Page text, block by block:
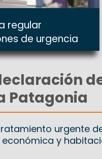
regular
de urgencia
Patagonia
urgente
y